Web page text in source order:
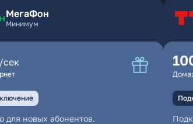
МегаФон
Минимум
для новых абонентов.